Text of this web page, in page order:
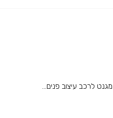
לרכב עיצוב פנים...